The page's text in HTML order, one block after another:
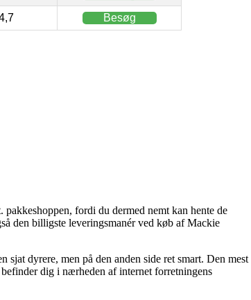
Besøg
fordi du dermed nemt kan hente de
den billigste leveringsmanér ved køb af Mackie
dyrere, men på den anden side ret smart. Den mest
dig i nærheden af internet forretningens